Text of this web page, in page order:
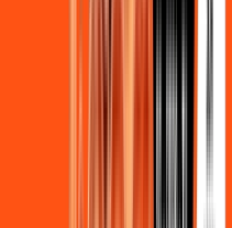
do Ivaí é muito rápida para